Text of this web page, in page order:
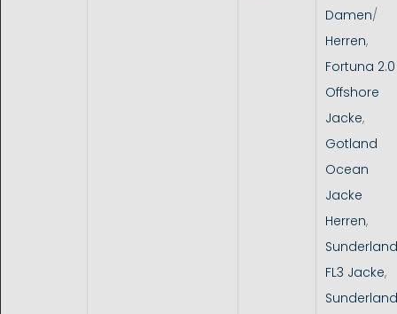
Damen/
Herren,
Fortuna 2.0
Offshore
Jacke,
Gotland
Ocean
Jacke
Herren,
Sunderland
FL3 Jacke,
Sunderland